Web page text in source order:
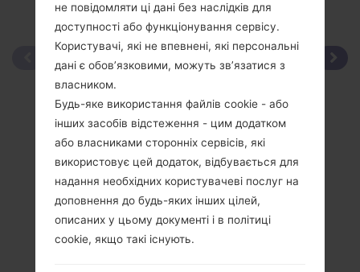
не повідомляти ці дані без наслідків для
доступності або функціонування сервісу.
Користувачі, які не впевнені, які персональні
дані є обов’язковими, можуть зв’язатися з
власником.
Будь-яке використання файлів cookie - або
інших засобів відстеження - цим додатком
або власниками сторонніх сервісів, які
використовує цей додаток, відбувається для
надання необхідних користувачеві послуг на
доповнення до будь-яких інших цілей,
описаних у цьому документі і в політиці
cookie, якщо такі існують.